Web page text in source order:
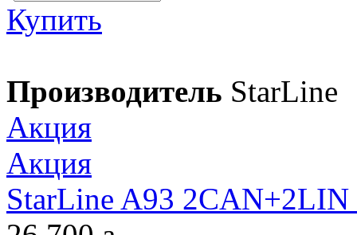
Купить
Производитель StarLine
Акция
Акция
StarLine A93 2CAN+2LIN